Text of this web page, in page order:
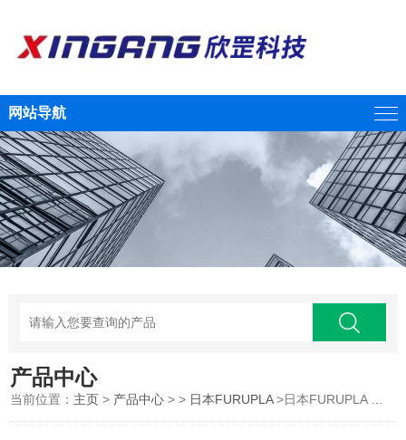
网站导航
产品中心
当前位置： 主页 > 产品中心 > > 日本FURUPLA>日本FURUPLA 立式迷你油壶No.302